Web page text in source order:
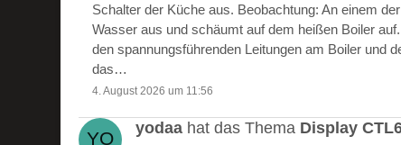
Schalter der Küche aus. Beobachtung: An einem
Wasser aus und schäumt auf dem heißen Boiler
den spannungsführenden Leitungen am Boiler und
das…
4. August 2026 um 11:56
yodaa hat das Thema Display